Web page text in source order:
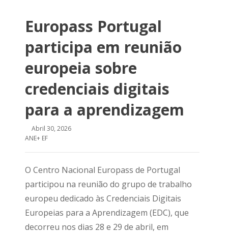
Europass Portugal
participa em reunião
europeia sobre
credenciais digitais
para a aprendizagem
Abril 30, 2026
ANE+ EF
O Centro Nacional Europass de Portugal
participou na reunião do grupo de trabalho
europeu dedicado às Credenciais Digitais
Europeias para a Aprendizagem (EDC), que
decorreu nos dias 28 e 29 de abril, em